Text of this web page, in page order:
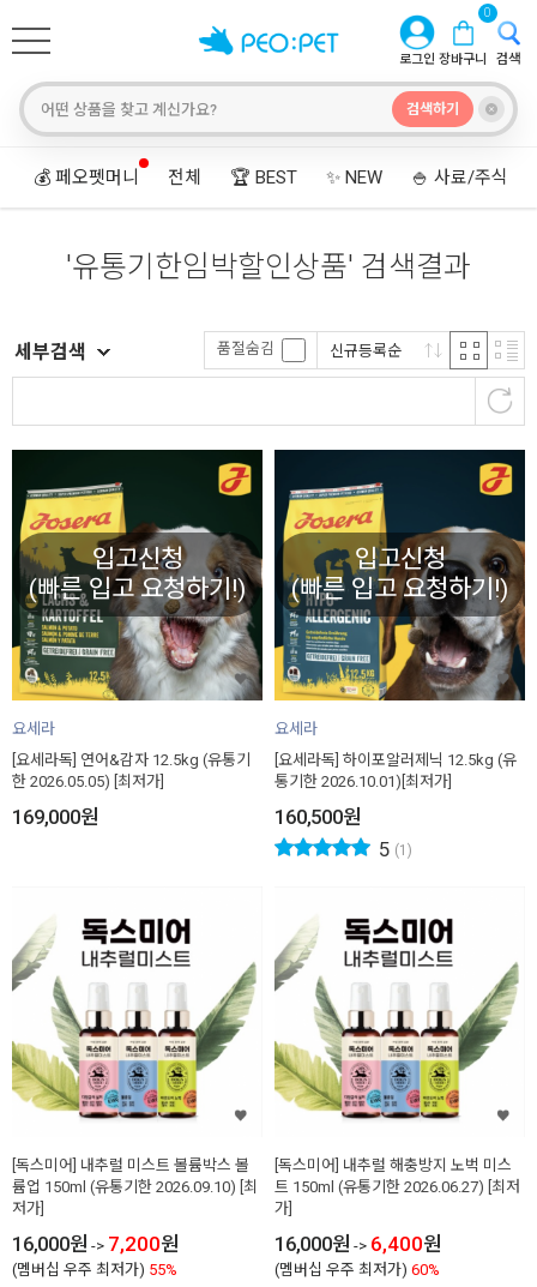
로그인 장바구니
0
검색
검색하기
💰 페오펫머니 전체 🏆 BEST ✨ NEW 🍚 사료/주식
'유통기한임박할인상품' 검색결과
세부검색 신규등록순
품절숨김
입고신청
(빠른 입고 요청하기!)
요세라
[요세라독] 연어&감자 12.5kg (유통기
한 2026.05.05) [최저가]
169,000원
입고신청
(빠른 입고 요청하기!)
요세라
[요세라독] 하이포알러제닉 12.5kg (유
통기한 2026.10.01)[최저가]
160,500원
5 (1)
[독스미어] 내추럴 미스트 볼륨박스 볼
륨업 150ml (유통기한 2026.09.10) [최
저가]
16,000원 -> 7,200원
(멤버십 우주 최저가) 55%
[독스미어] 내추럴 해충방지 노벅 미스
트 150ml (유통기한 2026.06.27) [최저
가]
16,000원 -> 6,400원
(멤버십 우주 최저가) 60%